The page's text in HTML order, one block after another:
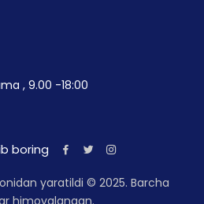
, 9.00 -18:00
boring
yaratildi © 2025. Barcha
himoyalangan.